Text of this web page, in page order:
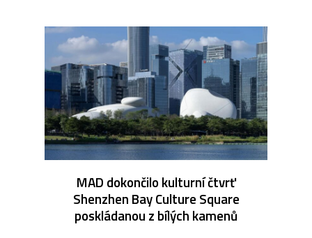
MAD dokončilo kulturní čtvrť
Shenzhen Bay Culture Square
poskládanou z bílých kamenů